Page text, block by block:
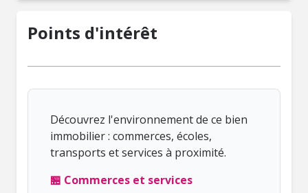
Points d'intérêt
Découvrez l'environnement de ce bien
immobilier : commerces, écoles,
transports et services à proximité.
🏪 Commerces et services